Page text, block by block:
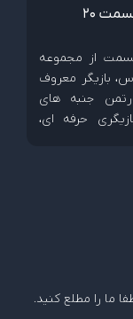
20
از مجموعه
بازیگر معروف
جنبه های
حرفه ای،
ما را مطلع کنید.